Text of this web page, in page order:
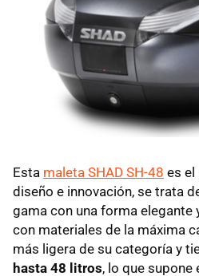
Esta maleta SHAD SH-48 es el
diseño e innovación, se trata
gama con una forma elegante
con materiales de la máxima
más ligera de su categoría y
hasta 48 litros, lo que